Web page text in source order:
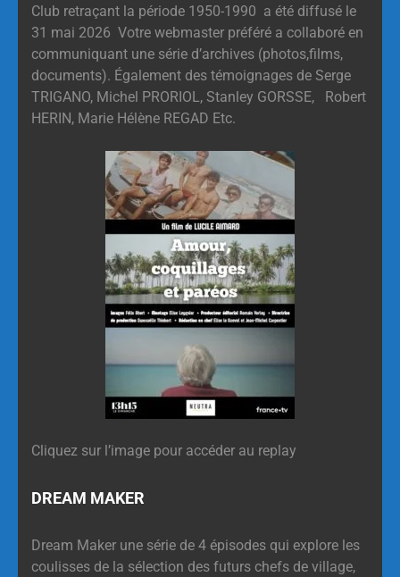
Club retraçant la période 1950-1990 a été diffusé le
31 mai 2026 Votre webmaster préféré a collaboré en
communiquant une série d’archives (photos,films,
documents). Également des témoignages de Serge
TRIGANO, Michel PRORIOL, Stanley GORSSE, Robert
HERIN, Marie Hélène REGAD Etc.
Cliquez sur l’image pour accéder au replay
DREAM MAKER
Dream Maker une série de 4 épisodes qui explore les
coulisses de la sélection des futurs chefs de village,